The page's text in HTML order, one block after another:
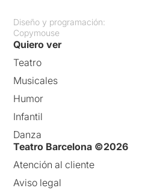
Diseño y programación:
Copymouse
Quiero ver
Teatro
Musicales
Humor
Infantil
Danza
Teatro Barcelona ©2026
Atención al cliente
Aviso legal